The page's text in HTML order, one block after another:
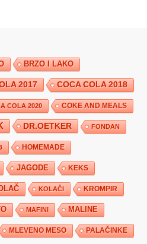
BRZO I LAKO
2017 COCA COLA 2018
COLA 2020 COKE AND MEALS
DR.OETKER FONDAN
HOMEMADE
JAGODE KEKS
KOLAČI KROMPIR
MAFINI MALINE
MLEVENO MESO PALAČINKE